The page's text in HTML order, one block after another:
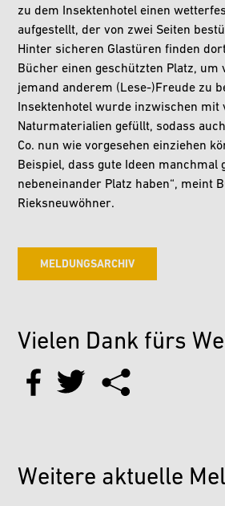
zu dem Insektenhotel einen
aufgestellt, der von zwei Seiten
Hinter sicheren Glastüren finden
Bücher einen geschützten Platz, um
jemand anderem (Lese-)Freude zu
Insektenhotel wurde inzwischen mit
Naturmaterialien gefüllt, sodass
Co. nun wie vorgesehen einziehen
Beispiel, dass gute Ideen manchmal
nebeneinander Platz haben“, meint
Rieksneuwöhner.
MELDUNGSARCHIV
Vielen Dank fürs
Weitere aktuelle